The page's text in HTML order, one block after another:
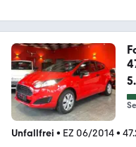
Unfallfrei • EZ 06/2014•